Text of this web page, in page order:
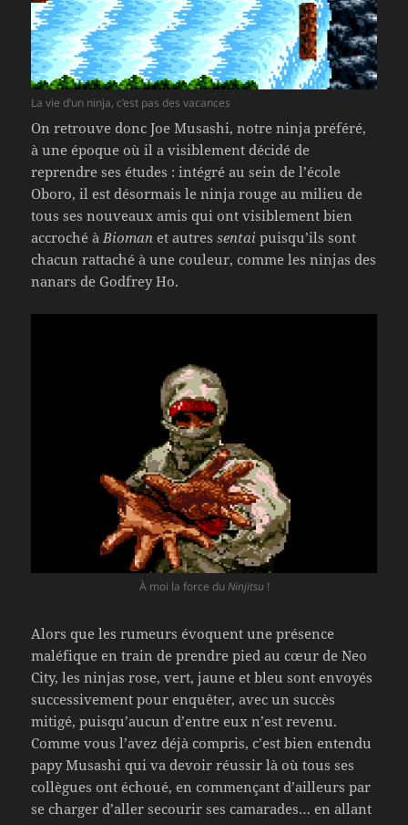
La vie d’un ninja, c’est pas des vacances
On retrouve donc Joe Musashi, notre ninja préféré,
à une époque où il a visiblement décidé de
reprendre ses études : intégré au sein de l’école
Oboro, il est désormais le ninja rouge au milieu de
tous ses nouveaux amis qui ont visiblement bien
accroché à Bioman et autressentai puisqu’ils sont
chacun rattaché à une couleur, comme les ninjas des
nanars de Godfrey Ho.
À moi la force duNinjitsu!
Alors que les rumeurs évoquent une présence
maléfique en train de prendre pied au cœur de Neo
City, les ninjas rose, vert, jaune et bleu sont envoyés
successivement pour enquêter, avec un succès
mitigé, puisqu’aucun d’entre eux n’est revenu.
Comme vous l’avez déjà compris, c’est bien entendu
papy Musashi qui va devoir réussir là où tous ses
collègues ont échoué, en commençant d’ailleurs par
se charger d’aller secourir ses camarades… en allant